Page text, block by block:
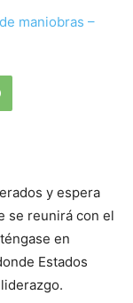
y espera
se reunirá con el
en
Estados